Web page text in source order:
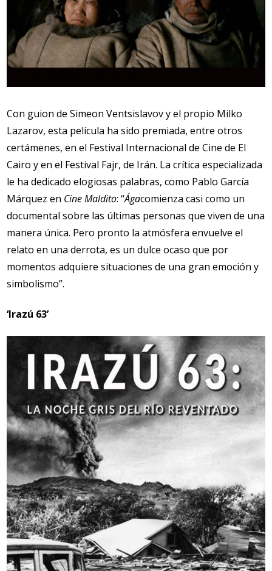
Con guion de Simeon Ventsislavov y el propio Milko
Lazarov, esta película ha sido premiada, entre otros
certámenes, en el Festival Internacional de Cine de El
Cairo y en el Festival Fajr, de Irán. La crítica especializada
le ha dedicado elogiosas palabras, como Pablo García
Márquez en Cine Maldito: “Ágacomienza casi como un
documental sobre las últimas personas que viven de una
manera única. Pero pronto la atmósfera envuelve el
relato en una derrota, es un dulce ocaso que por
momentos adquiere situaciones de una gran emoción y
simbolismo”.
‘Irazú 63’